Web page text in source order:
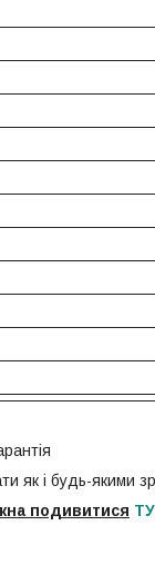
як і будь-якими
подивитися